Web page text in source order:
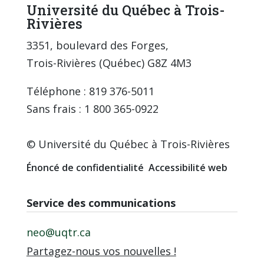
Université du Québec à Trois-
Rivières
3351, boulevard des Forges,
Trois-Rivières (Québec) G8Z 4M3
Téléphone : 819 376-5011
Sans frais : 1 800 365-0922
© Université du Québec à Trois-Rivières
Énoncé de confidentialité Accessibilité web
Service des communications
neo@uqtr.ca
Partagez-nous vos nouvelles !